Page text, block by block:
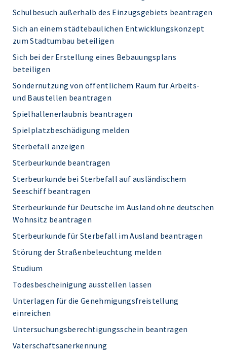
Schulbesuch außerhalb des Einzugsgebiets beantragen
Sich an einem städtebaulichen Entwicklungskonzept
zum Stadtumbau beteiligen
Sich bei der Erstellung eines Bebauungsplans
beteiligen
Sondernutzung von öffentlichem Raum für Arbeits-
und Baustellen beantragen
Spielhallenerlaubnis beantragen
Spielplatzbeschädigung melden
Sterbefall anzeigen
Sterbeurkunde beantragen
Sterbeurkunde bei Sterbefall auf ausländischem
Seeschiff beantragen
Sterbeurkunde für Deutsche im Ausland ohne deutschen
Wohnsitz beantragen
Sterbeurkunde für Sterbefall im Ausland beantragen
Störung der Straßenbeleuchtung melden
Studium
Todesbescheinigung ausstellen lassen
Unterlagen für die Genehmigungsfreistellung
einreichen
Untersuchungsberechtigungsschein beantragen
Vaterschaftsanerkennung